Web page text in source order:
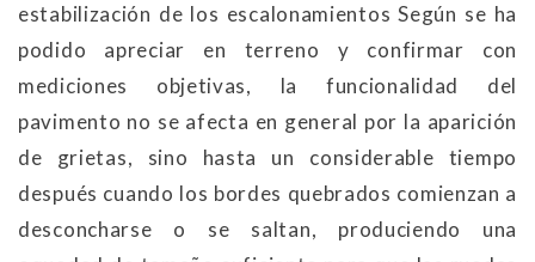
estabilización de los escalonamientos Según se ha
podido apreciar en terreno y confirmar con
mediciones objetivas, la funcionalidad del
pavimento no se afecta en general por la aparición
de grietas, sino hasta un considerable tiempo
después cuando los bordes quebrados comienzan a
desconcharse o se saltan, produciendo una